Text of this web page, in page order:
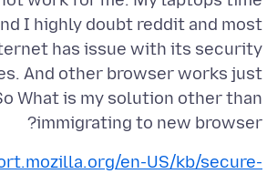
I highly doubt reddit and most
has issue with its security
And other browser works just
What is my solution other than
immigrating to new browser?
en-US/kb/secure-